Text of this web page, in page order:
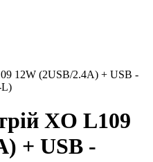
12W (2USB/2.4A) + USB -
L)
XO L109
+ USB -